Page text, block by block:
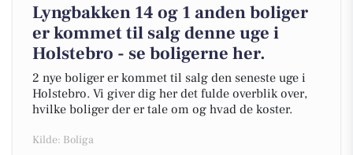
Lyngbakken 14 og 1 anden boliger
er kommet til salg denne uge i
Holstebro - se boligerne her.
2 nye boliger er kommet til salg den seneste uge i
Holstebro. Vi giver dig her det fulde overblik over,
hvilke boliger der er tale om og hvad de koster.
Kilde: Boliga